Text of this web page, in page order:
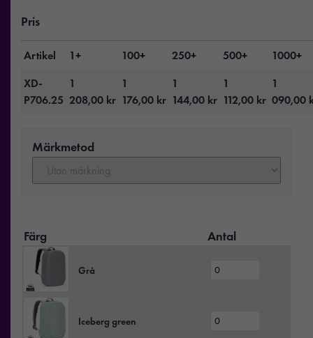
Pris
Artikel 1+ 100+ 250+ 500+
1000+
XD-
P706.25
1
208,00 kr
1
176,00 kr
1
144,00 kr
1
112,00 kr
1
090,00
Märkmetod
Färg Antal
Grå
Iceberg green